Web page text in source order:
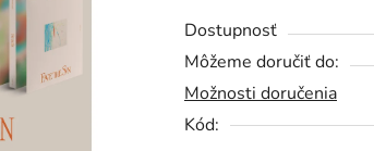
Dostupnosť
Môžeme doručiť do:
Možnosti doručenia
Kód: